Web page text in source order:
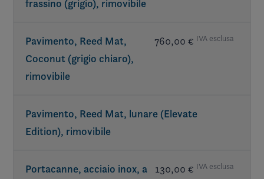
frassino (grigio), rimovibile
Pavimento, Reed Mat,
Coconut (grigio chiaro),
rimovibile
760,00 € IVA esclusa
Pavimento, Reed Mat, lunare (Elevate
Edition), rimovibile
Portacanne, acciaio inox, a
130,00 € IVA esclusa